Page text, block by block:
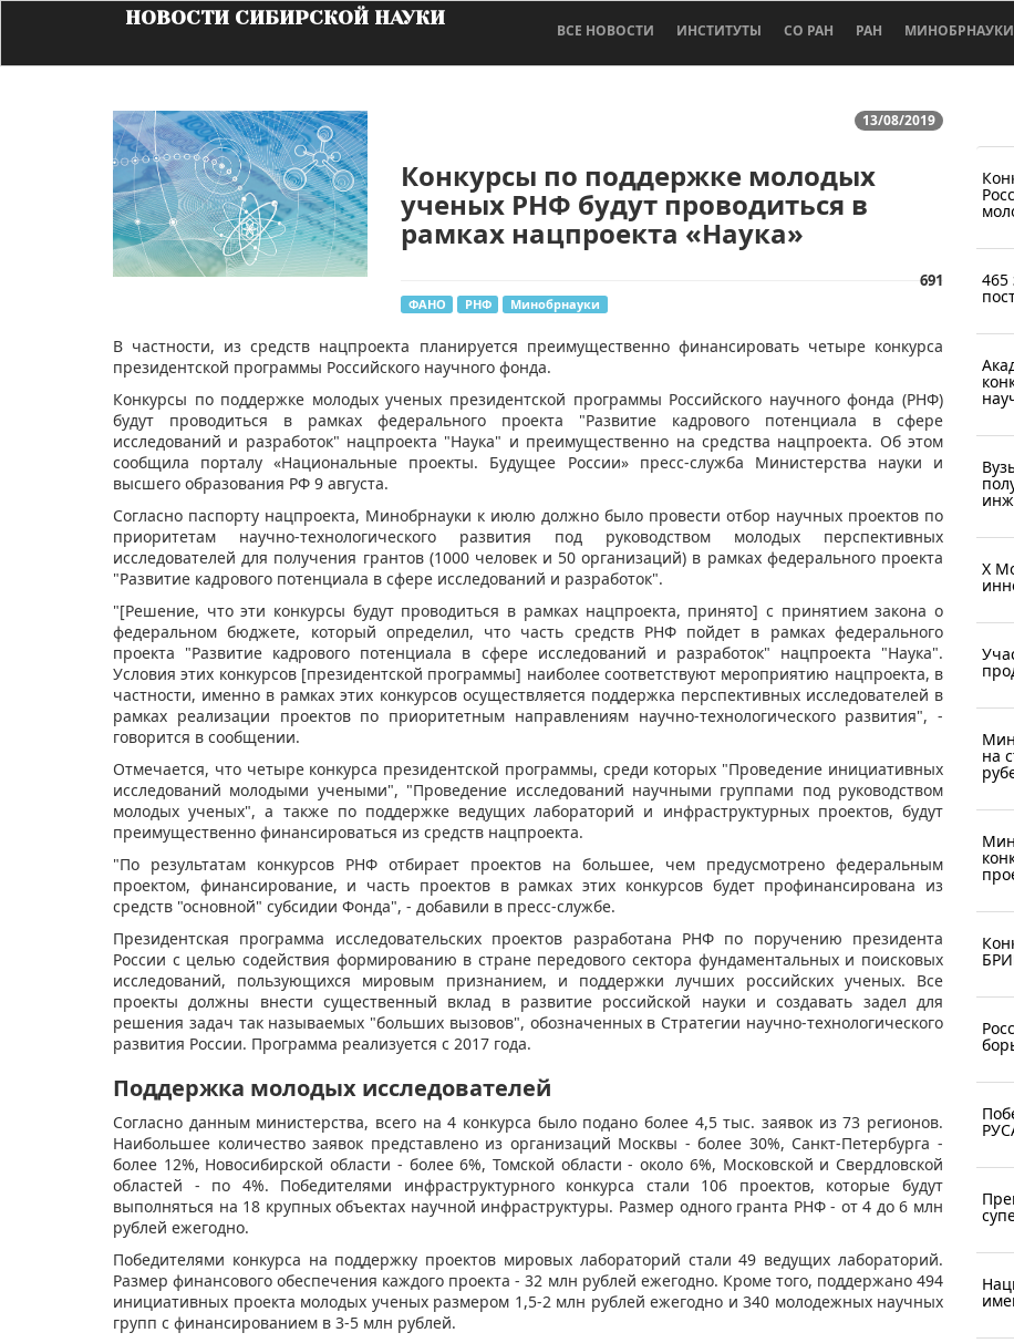
НОВОСТИ СИБИРСКОЙ НАУКИ
ВСЕ НОВОСТИ ИНСТИТУТЫ СО РАН РАН МИНОБРНАУКИ
13/08/2019
Конкурсы по поддержке молодых
ученых РНФ будут проводиться в
рамках нацпроекта «Наука»
691
ФАНО РНФ Минобрнауки
​В частности, из средств нацпроекта планируется преимущественно финансировать четыре конкурса
президентской программы Российского научного фонда.
Конкурсы по поддержке молодых ученых президентской программы Российского научного фонда (РНФ)
будут проводиться в рамках федерального проекта "Развитие кадрового потенциала в сфере
исследований и разработок" нацпроекта "Наука" и преимущественно на средства нацпроекта. Об этом
сообщила порталу «Национальные проекты. Будущее России» пресс-служба Министерства науки и
высшего образования РФ 9 августа.
Согласно паспорту нацпроекта, Минобрнауки к июлю должно было провести отбор научных проектов по
приоритетам научно-технологического развития под руководством молодых перспективных
исследователей для получения грантов (1000 человек и 50 организаций) в рамках федерального проекта
"Развитие кадрового потенциала в сфере исследований и разработок".
"[Решение, что эти конкурсы будут проводиться в рамках нацпроекта, принято] с принятием закона о
федеральном бюджете, который определил, что часть средств РНФ пойдет в рамках федерального
проекта "Развитие кадрового потенциала в сфере исследований и разработок" нацпроекта "Наука".
Условия этих конкурсов [президентской программы] наиболее соответствуют мероприятию нацпроекта, в
частности, именно в рамках этих конкурсов осуществляется поддержка перспективных исследователей в
рамках реализации проектов по приоритетным направлениям научно-технологического развития", -
говорится в сообщении.
Отмечается, что четыре конкурса президентской программы, среди которых "Проведение инициативных
исследований молодыми учеными", "Проведение исследований научными группами под руководством
молодых ученых", а также по поддержке ведущих лабораторий и инфраструктурных проектов, будут
преимущественно финансироваться из средств нацпроекта.
"По результатам конкурсов РНФ отбирает проектов на большее, чем предусмотрено федеральным
проектом, финансирование, и часть проектов в рамках этих конкурсов будет профинансирована из
средств "основной" субсидии Фонда", - добавили в пресс-службе.
Президентская программа исследовательских проектов разработана РНФ по поручению президента
России с целью содействия формированию в стране передового сектора фундаментальных и поисковых
исследований, пользующихся мировым признанием, и поддержки лучших российских ученых. Все
проекты должны внести существенный вклад в развитие российской науки и создавать задел для
решения задач так называемых "больших вызовов", обозначенных в Стратегии научно-технологического
развития России. Программа реализуется с 2017 года.
Поддержка молодых исследователей
Согласно данным министерства, всего на 4 конкурса было подано более 4,5 тыс. заявок из 73 регионов.
Наибольшее количество заявок представлено из организаций Москвы - более 30%, Санкт-Петербурга -
более 12%, Новосибирской области - более 6%, Томской области - около 6%, Московской и Свердловской
областей - по 4%. Победителями инфраструктурного конкурса стали 106 проектов, которые будут
выполняться на 18 крупных объектах научной инфраструктуры. Размер одного гранта РНФ - от 4 до 6 млн
рублей ежегодно.
Победителями конкурса на поддержку проектов мировых лабораторий стали 49 ведущих лабораторий.
Размер финансового обеспечения каждого проекта - 32 млн рублей ежегодно. Кроме того, поддержано 494
инициативных проекта молодых ученых размером 1,5-2 млн рублей ежегодно и 340 молодежных научных
групп с финансированием в 3-5 млн рублей.
465
X
на